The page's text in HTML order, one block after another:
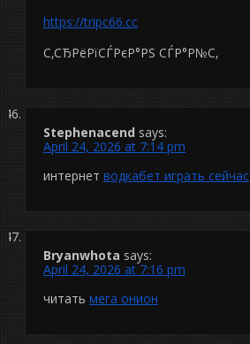
https://tripc66.cc
С‚СЂРёРїСЃРєР°РЅ СЃР°Р№С‚
Stephenacend says:
April 24, 2026 at 7:14 pm
интернет водкабет играть сейчас
Bryanwhota says:
April 24, 2026 at 7:16 pm
читать мега онион